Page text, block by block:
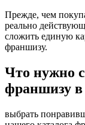
Прежде, чем
реально
сложить единую
франшизу.
Что нужно
франшизу
выбрать